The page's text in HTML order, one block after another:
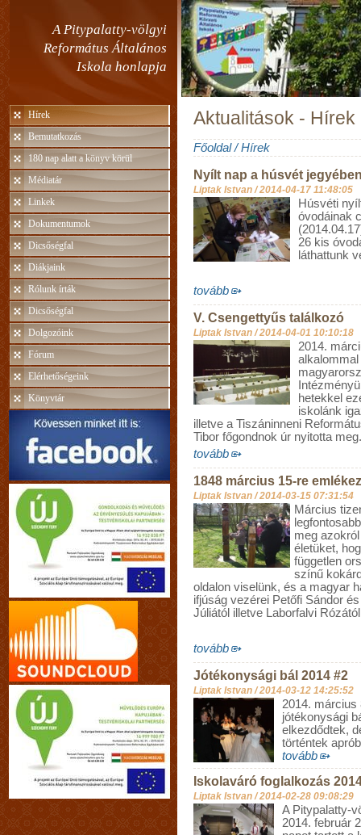
A Pitypalatty-völgyi
Református Általános
Iskola honlapja
Hírek
Bemutatkozás
180 nap alatt a könyv körül
Médiatár
Linkek
Dokumentumok
Dicsőségfal
Diákjaink
Rólunk írták
Dicsőségfal
Dolgozóink
Fórum
Elérhetőségeink
Könyvtár
Aktualitások - Hírek
Főoldal/Hírek
Nyílt nap a húsvét
Liptak Istvan /2014-04-17 11:48:05
Húsvéti
óvodáinak
26 kis
láthattunk
tovább
V. Csengettyűs találkozó
Liptak Istvan /2014-04-01 10:10:18
2014.
hetekkel
iskolánk
illetve a Tiszáninneni
Tibor főgondnok úr nyitotta meg.
tovább
1848 március 15-re
Liptak Istvan /2014-03-15 07:31:54
Március
meg
életüket,
független
színű
oldalon viselünk, és a magyar
ifjúság vezérei Petőfi Sándor
Júliától illetve Laborfalvi
tovább
Jótékonysági bál 2014 #2
Liptak Istvan /2014-03-12 14:25:52
2014. március
jótékonysági
elkezdődtek,
történtek
tovább
Iskolaváró foglalkozás
Liptak Istvan /2014-02-28 09:08:29
A Pitypalatty-
2014. február